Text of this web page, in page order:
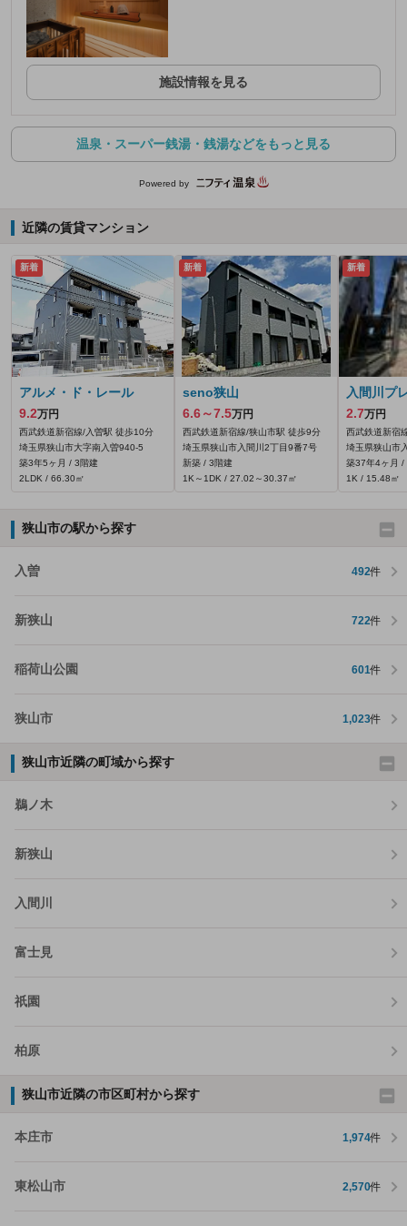
施設情報を見る
温泉・スーパー銭湯・銭湯などをもっと見る
Powered by
近隣の賃貸マンション
新着
アルメ・ド・レール
9.2万円
西武鉄道新宿線/入曽駅 徒歩10分
埼玉県狭山市大字南入曽940‐5
築3年5ヶ月 / 3階建
2LDK / 66.30㎡
新着
seno狭山
6.6～7.5万円
西武鉄道新宿線/狭山市駅 徒歩9分
埼玉県狭山市入間川2丁目9番7号
新築 / 3階建
1K～1DK / 27.02～30.37㎡
新着
入間川プ
2.7万円
西武鉄道新宿
埼玉県狭山市
築37年4ヶ月 /
1K / 15.48㎡
狭山市の駅から探す
入曽 492件
新狭山 722件
稲荷山公園 601件
狭山市 1,023件
狭山市近隣の町域から探す
鵜ノ木
新狭山
入間川
富士見
祇園
柏原
狭山市近隣の市区町村から探す
本庄市 1,974件
東松山市 2,570件